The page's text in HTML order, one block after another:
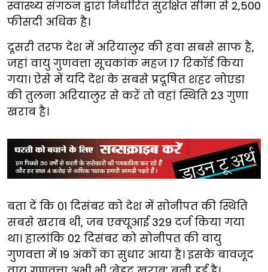
स्वास्थ्य संगठन द्वारा निर्धारित सुरक्षित सीमा से 2,500
फीसदी अधिक है।
दूसरी तरफ देश में अरियालुर की हवा सबसे साफ है,
जहां वायु गुणवत्ता सूचकांक महज 17 रिकॉर्ड किया
गया। ऐसे में यदि देश के सबसे प्रदूषित शहर नोएडा
की तुलना अरियालुर से करें तो वहां स्थिति 23 गुणा
खराब है।
बता दें कि 01 दिसंबर को देश में सोनीपत की स्थिति
सबसे खराब थी, जब एक्यूआई 329 दर्ज किया गया
था। हालांकि 02 दिसंबर को सोनीपत की वायु
गुणवत्ता में 19 अंकों का सुधार आया है। इसके बावजूद